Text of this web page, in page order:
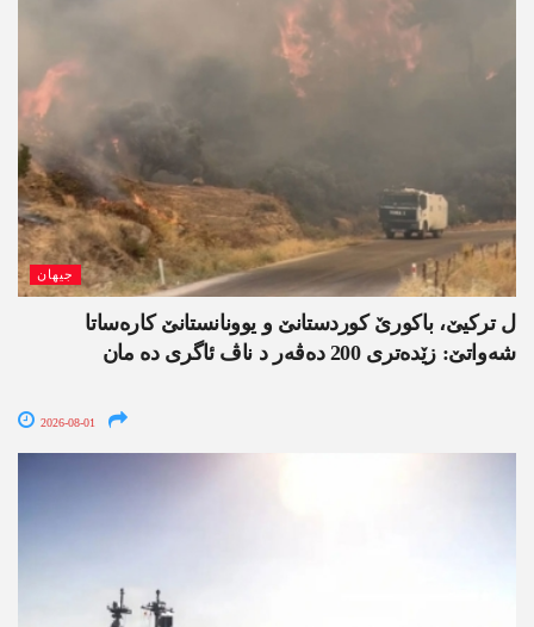
جیھان
ل ترکیێ، باکورێ کوردستانێ و یوونانستانێ کارەساتا
شەواتێ: زێدەتری 200 دەڤەر د ناڤ ئاگری دە مان
2026-08-01